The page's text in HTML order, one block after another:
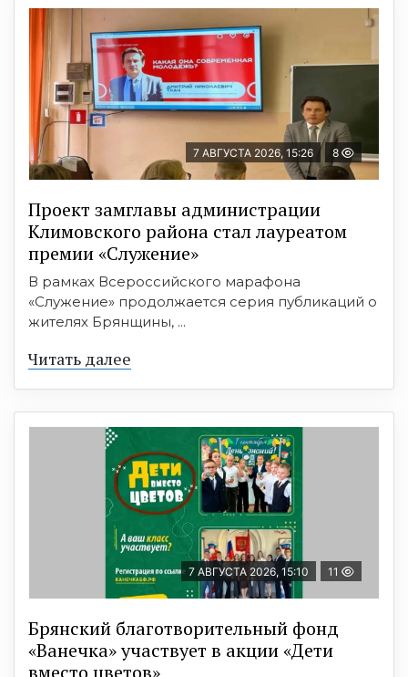
7 АВГУСТА 2026, 15:26 8
Проект замглавы администрации
Климовского района стал лауреатом
премии «Служение»
В рамках Всероссийского марафона
«Служение» продолжается серия публикаций о
жителях Брянщины, ...
Читать далее
7 АВГУСТА 2026, 15:10 11
Брянский благотворительный фонд
«Ванечка» участвует в акции «Дети
вместо цветов»